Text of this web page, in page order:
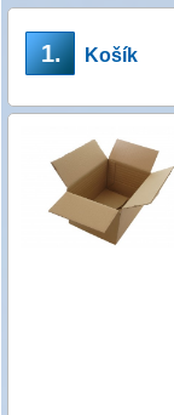
1. Košík